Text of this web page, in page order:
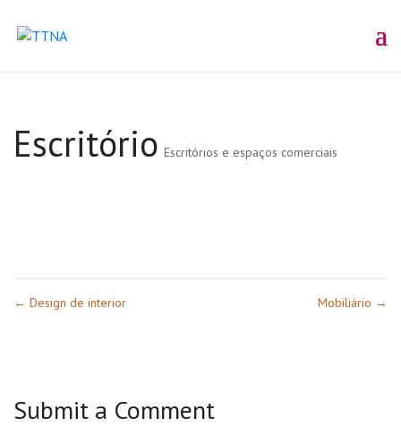
Escritório Escritórios e espaços comerciais
← Design de interior Mobiliário →
Submit a Comment